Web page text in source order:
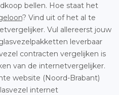
bellen. Hoe staat het
? Vind uit of het al te
Vul allereerst jouw
leverbaar
contracten vergelijken is
van de internetvergelijker.
website (Noord-Brabant)
internet